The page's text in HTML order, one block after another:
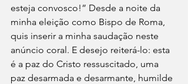
esteja convosco!” Desde a noite da
minha eleição como Bispo de Roma,
quis inserir a minha saudação neste
anúncio coral. E desejo reiterá-lo: esta
é a paz do Cristo ressuscitado, uma
paz desarmada e desarmante, humilde